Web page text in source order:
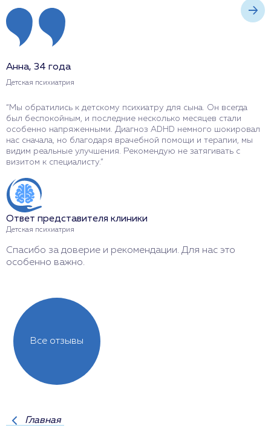
Анна, 34 года
Детская психиатрия
“Мы обратились к детскому психиатру для сына. Он всегда
был беспокойным, и последние несколько месяцев стали
особенно напряженными. Диагноз ADHD немного шокировал
нас сначала, но благодаря врачебной помощи и терапии, мы
видим реальные улучшения. Рекомендую не затягивать с
визитом к специалисту.”
Ответ представителя клиники
Детская психиатрия
Спасибо за доверие и рекомендации. Для нас это
особенно важно.
Все отзывы
Главная